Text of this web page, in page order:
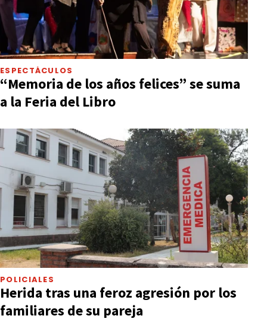
ESPECTÁCULOS
“Memoria de los años felices” se suma
a la Feria del Libro
POLICIALES
Herida tras una feroz agresión por los
familiares de su pareja